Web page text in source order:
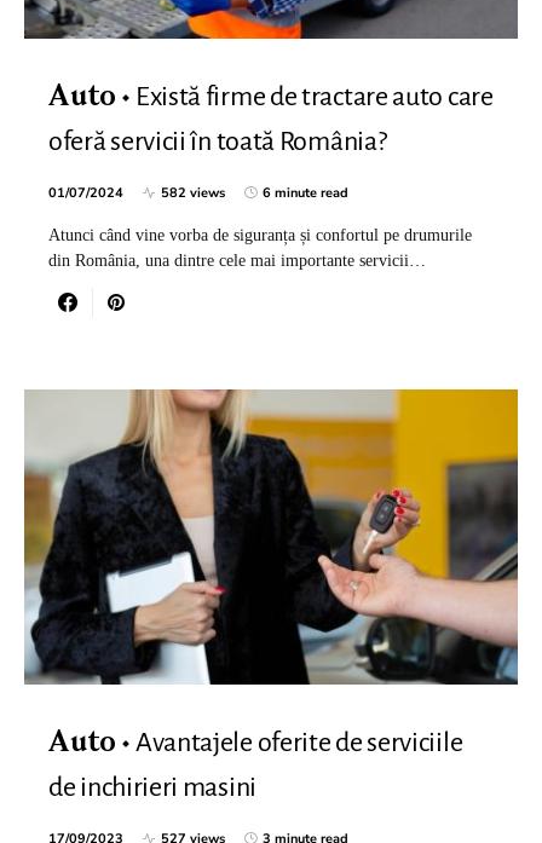
Auto
Există firme de tractare auto care
oferă servicii în toată România?
01/07/2024 582 views 6 minute read
Atunci când vine vorba de siguranța și confortul pe drumurile
din România, una dintre cele mai importante servicii…
Auto
Avantajele oferite de serviciile
de inchirieri masini
17/09/2023 527 views 3 minute read